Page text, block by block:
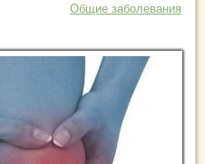
Общие заболевания